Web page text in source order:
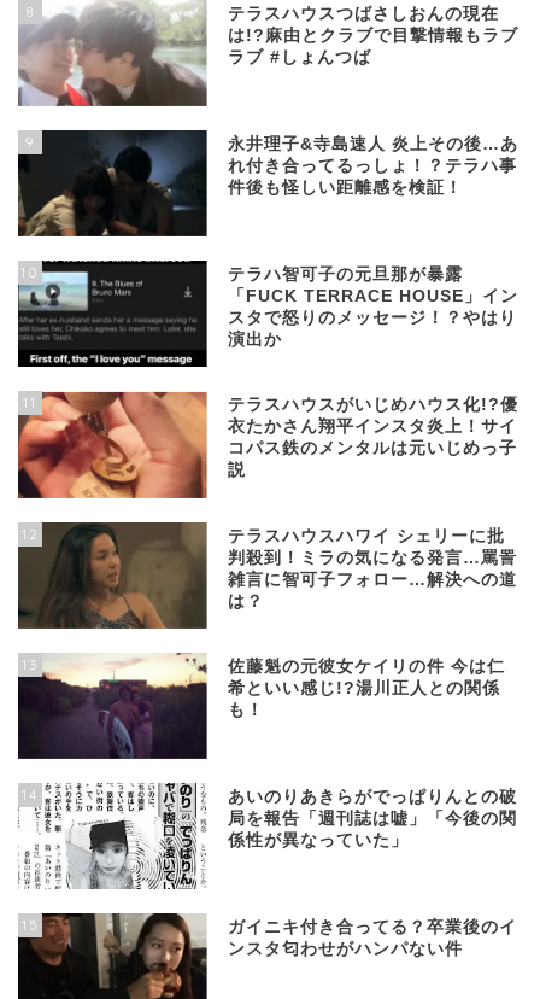
8
テラスハウスつばさしおんの現在
は!?麻由とクラブで目撃情報もラブ
ラブ #しょんつば
9
永井理子&寺島速人 炎上その後…あ
れ付き合ってるっしょ！？テラハ事
件後も怪しい距離感を検証！
10
テラハ智可子の元旦那が暴露
「FUCK TERRACE HOUSE」イン
スタで怒りのメッセージ！？やはり
演出か
11
テラスハウスがいじめハウス化!?優
衣たかさん翔平インスタ炎上！サイ
コパス鉄のメンタルは元いじめっ子
説
12
テラスハウスハワイ シェリーに批
判殺到！ミラの気になる発言…罵詈
雑言に智可子フォロー…解決への道
は？
13
佐藤魁の元彼女ケイリの件 今は仁
希といい感じ!?湯川正人との関係
も！
14
あいのりあきらがでっぱりんとの破
局を報告「週刊誌は嘘」「今後の関
係性が異なっていた」
15
ガイニキ付き合ってる？卒業後のイ
ンスタ匂わせがハンパない件